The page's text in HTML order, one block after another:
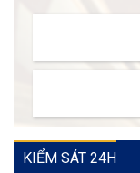
KIỂM SÁT 24H